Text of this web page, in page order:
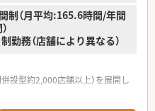
制（月平均:165.6時間/年間
務（店舗により異なる）
設型約2,000店舗以上）を展開し